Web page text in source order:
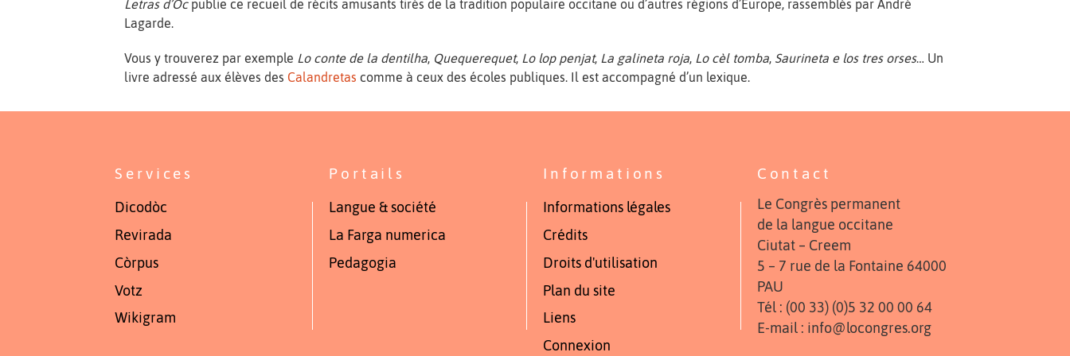
Letras d’Òcpublie ce recueil de récits amusants tirés de la tradition populaire occitane ou d’autres régions d’Europe, rassemblés par André
Lagarde.
Vous y trouverez par exemple Lo conte de la dentilha, Quequerequet, Lo lop penjat, La galineta roja, Lo cèl tomba, Saurineta e los tres orses… Un
livre adressé aux élèves des Calandretas comme à ceux des écoles publiques. Il est accompagné d’un lexique.
Services
Dicodòc
Revirada
Còrpus
Votz
Wikigram
Portails
Langue & société
La Farga numerica
Pedagogia
Informations
Informations légales
Crédits
Droits d'utilisation
Plan du site
Liens
Connexion
Contact
Le Congrès permanent
de la langue occitane
Ciutat – Creem
5 – 7 rue de la Fontaine 64000
PAU
Tél : (00 33) (0)5 32 00 00 64
E-mail : info@locongres.org